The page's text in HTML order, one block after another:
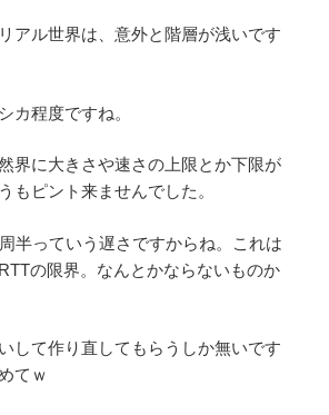
アル世界は、意外と階層が浅いです
カ程度ですね。
界に大きさや速さの上限とか下限が
もピント来ませんでした。
半っていう遅さですからね。これは
の限界。なんとかならないものか
して作り直してもらうしか無いです
てｗ